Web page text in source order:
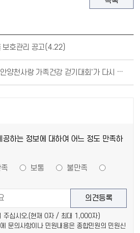
보호관리 공고(4.22)
드디어! '안양천사랑 가족건강 걷기대회'가 다시 시작됩니다!!!
공하는 정보에 대하여 어느 정도 만족하
보통
불만족
십시오.(현재 0자 / 최대 1,000자)
문의사항이나 민원내용은 종합민원의 민원신